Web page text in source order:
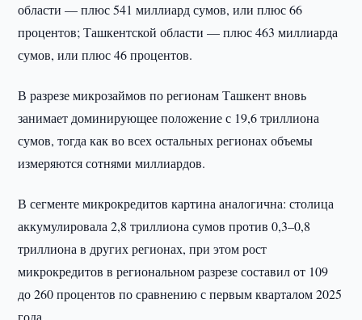
области — плюс 541 миллиард сумов, или плюс 66
процентов; Ташкентской области — плюс 463 миллиарда
сумов, или плюс 46 процентов.
В разрезе микрозаймов по регионам Ташкент вновь
занимает доминирующее положение с 19,6 триллиона
сумов, тогда как во всех остальных регионах объемы
измеряются сотнями миллиардов.
В сегменте микрокредитов картина аналогична: столица
аккумулировала 2,8 триллиона сумов против 0,3–0,8
триллиона в других регионах, при этом рост
микрокредитов в региональном разрезе составил от 109
до 260 процентов по сравнению с первым кварталом 2025
года.